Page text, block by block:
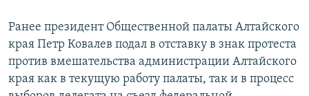
Ранее президент Общественной палаты Алтайского
края Петр Ковалев подал в отставку в знак протеста
против вмешательства администрации Алтайского
края как в текущую работу палаты, так и в процесс